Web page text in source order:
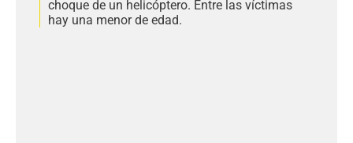
choque de un helicóptero. Entre las víctimas
hay una menor de edad.